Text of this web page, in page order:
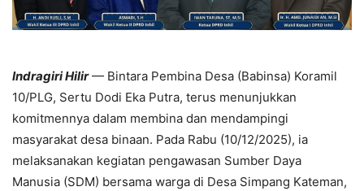
Indragiri Hilir— Bintara Pembina Desa (Babinsa) Koramil
10/PLG, Sertu Dodi Eka Putra, terus menunjukkan
komitmennya dalam membina dan mendampingi
masyarakat desa binaan. Pada Rabu (10/12/2025), ia
melaksanakan kegiatan pengawasan Sumber Daya
Manusia (SDM) bersama warga di Desa Simpang Kateman,